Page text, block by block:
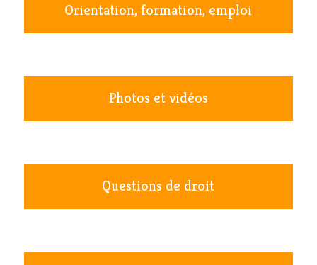
Orientation, formation, emploi
Photos et vidéos
Questions de droit